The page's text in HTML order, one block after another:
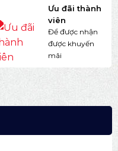
Ưu đãi thành
viên
Để được nhận
được khuyến
mãi